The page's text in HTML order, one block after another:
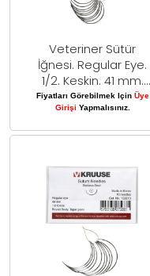
Veteriner Sütür
İğnesi. Regular Eye.
1/2. Keskin. 41 mm.
10/pk
Fiyatları Görebilmek Için Üye
Girişi Yapmalısınız.